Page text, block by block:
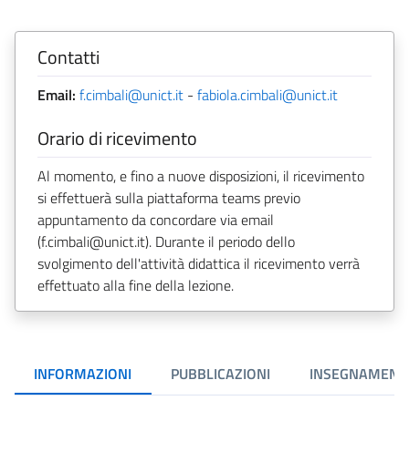
Contatti
Email: f.cimbali@unict.it - fabiola.cimbali@unict.it
Orario di ricevimento
Al momento, e fino a nuove disposizioni, il ricevimento
si effettuerà sulla piattaforma teams previo
appuntamento da concordare via email
(f.cimbali@unict.it). Durante il periodo dello
svolgimento dell'attività didattica il ricevimento verrà
effettuato alla fine della lezione.
INFORMAZIONI PUBBLICAZIONI INSEGNAMENTI